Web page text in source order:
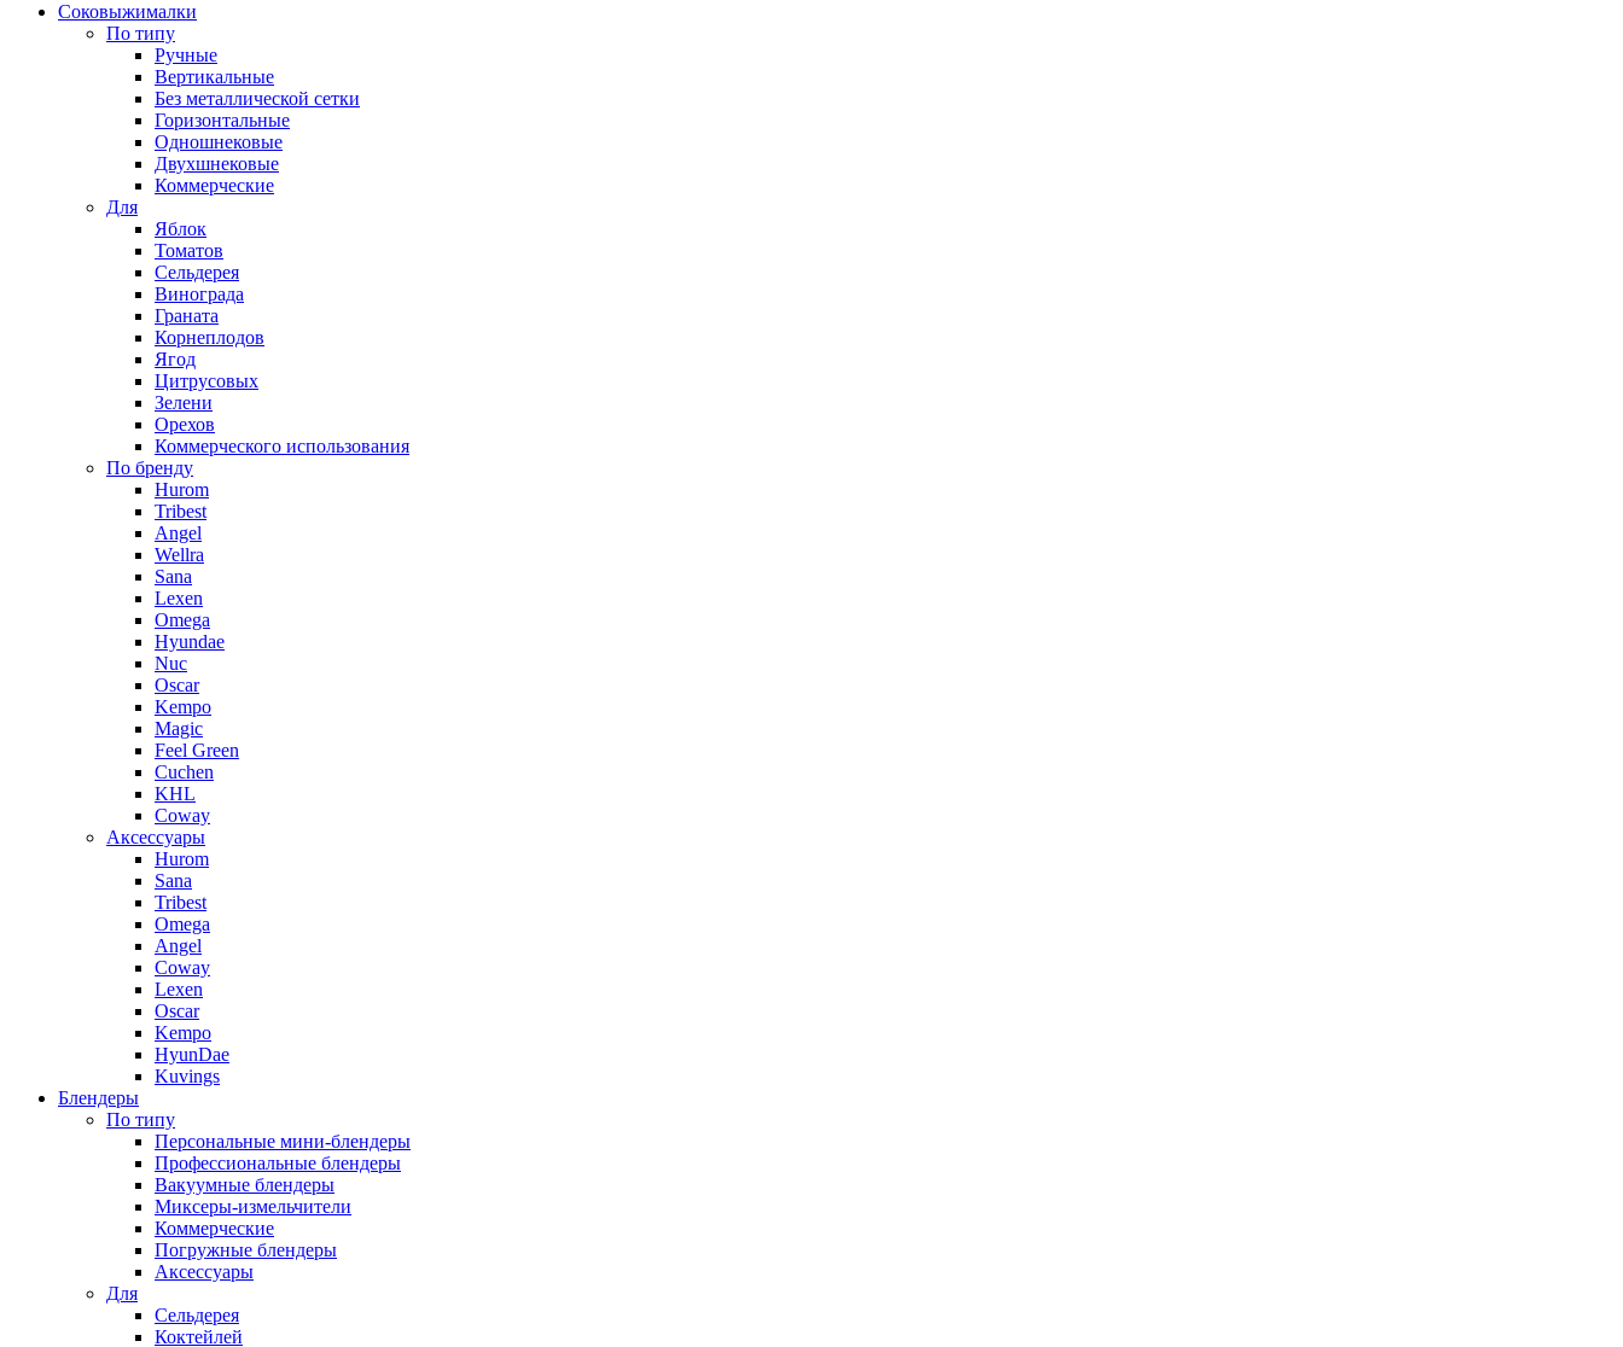
Соковыжималки
По типу
Ручные
Вертикальные
Без металлической сетки
Горизонтальные
Одношнековые
Двухшнековые
Коммерческие
Для
Яблок
Томатов
Cельдерея
Винограда
Граната
Корнеплодов
Ягод
Цитрусовых
Зелени
Орехов
Коммерческого использования
По бренду
Hurom
Tribest
Angel
Wellra
Sana
Lexen
Omega
Hyundae
Nuc
Oscar
Kempo
Magic
Feel Green
Cuchen
KHL
Coway
Аксессуары
Hurom
Sana
Tribest
Omega
Angel
Coway
Lexen
Oscar
Kempo
HyunDae
Kuvings
Блендеры
По типу
Персональные мини-блендеры
Профессиональные блендеры
Вакуумные блендеры
Миксеры-измельчители
Коммерческие
Погружные блендеры
Аксессуары
Для
Сельдерея
Коктейлей